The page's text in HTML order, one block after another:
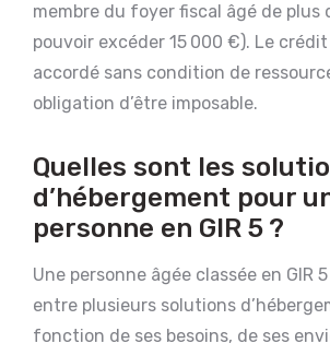
membre du foyer fiscal âgé de plus
pouvoir excéder 15 000 €). Le
accordé sans condition de
obligation d’être imposable.
Quelles sont les
d’hébergement pour
personne en GIR 5 ?
Une personne âgée classée en GIR
entre plusieurs solutions
fonction de ses besoins, de ses